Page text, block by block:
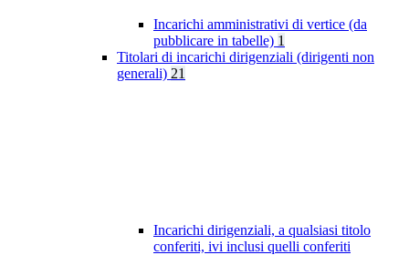
Incarichi amministrativi di vertice (da
pubblicare in tabelle) 1
Titolari di incarichi dirigenziali (dirigenti non
generali) 21
Incarichi dirigenziali, a qualsiasi titolo
conferiti, ivi inclusi quelli conferiti